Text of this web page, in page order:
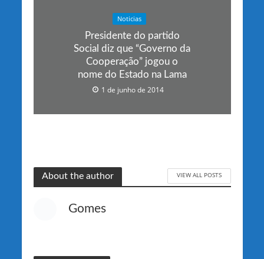
Noticias
Presidente do partido
Social diz que “Governo da
Cooperação” jogou o
nome do Estado na Lama
1 de junho de 2014
About the author VIEW ALL POSTS
Gomes